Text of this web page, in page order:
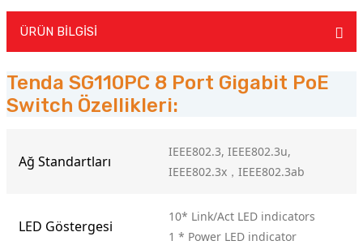
ÜRÜN BİLGİSİ
Tenda SG110PC 8 Port Gigabit PoE
Switch Özellikleri:
Ağ Standartları
IEEE802.3, IEEE802.3u,
IEEE802.3x，IEEE802.3ab
LED Göstergesi
10* Link/Act LED indicators
1 * Power LED indicator